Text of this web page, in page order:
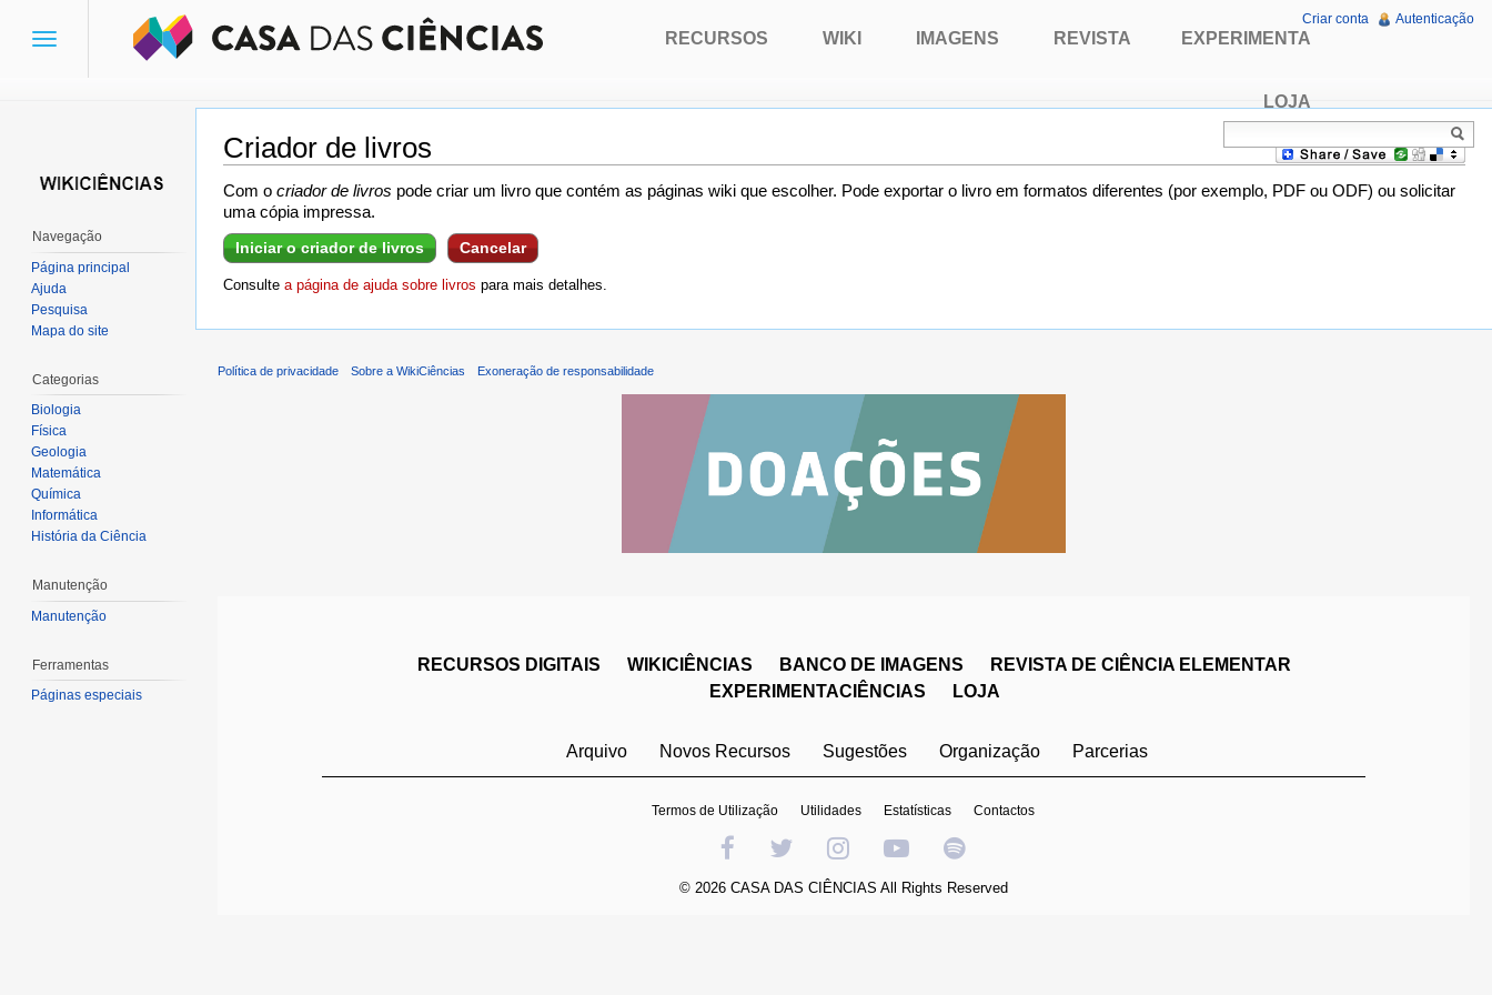
Criador de livros
Ir para:navegação,pesquisa
Com o criador de livros pode criar um livro que contém as páginas wiki que escolher. Pode exportar o livro em formatos diferentes (por exemplo, PDF ou ODF) ou solicitar
uma cópia impressa.
Iniciar o criador de livros Cancelar
Consulte a página de ajuda sobre livros para mais detalhes.
Toggle
RECURSOS WIKI IMAGENS REVISTA EXPERIMENTA
LOJA
Criar conta Autenticação
Navegação
Página principal
Ajuda
Pesquisa
Mapa do site
Categorias
Biologia
Física
Geologia
Matemática
Química
Informática
História da Ciência
Manutenção
Manutenção
Ferramentas
Páginas especiais
Política de privacidade Sobre a WikiCiências Exoneração de responsabilidade
RECURSOS DIGITAIS WIKICIÊNCIAS BANCO DE IMAGENS
REVISTA DE CIÊNCIA ELEMENTAR
EXPERIMENTACIÊNCIAS
LOJA
Arquivo Novos Recursos Sugestões Organização Parcerias
Termos de Utilização Utilidades Estatísticas Contactos
© 2026 CASA DAS CIÊNCIAS All Rights Reserved